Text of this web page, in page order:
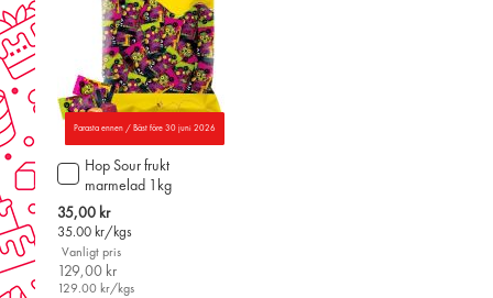
Parasta ennen / Bäst före 30 juni 2026
Hop Sour frukt
marmelad 1kg
Special
Price
35,00 kr
35.00 kr/kgs
Vanligt pris
129,00 kr
129.00 kr/kgs
Lägg
till
i
varukorgen